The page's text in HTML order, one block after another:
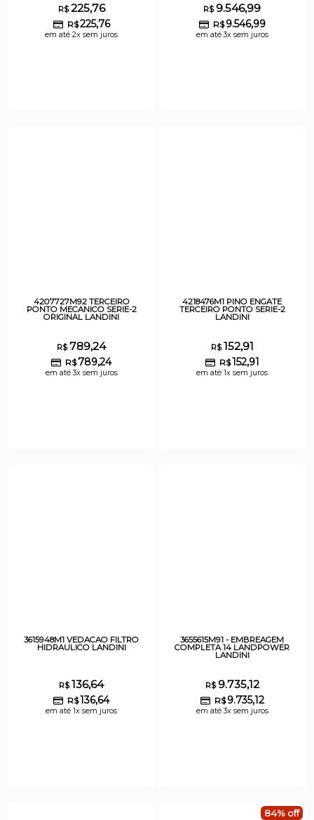
R$225,76
R$225,76
em até 2x sem juros
R$9.546,99
R$ 9.546,99
em até 3x sem juros
4207727M92 TERCEIRO
PONTO MECANICO SERIE-2
ORIGINAL LANDINI
R$789,24
R$789,24
em até 3x sem juros
4218476M1 PINO ENGATE
TERCEIRO PONTO SERIE-2
LANDINI
R$152,91
R$152,91
em até 1x sem juros
3615948M1 VEDACAO FILTRO
HIDRAULICO LANDINI
R$136,64
R$136,64
em até 1x sem juros
3655615M91 - EMBREAGEM
COMPLETA 14 LANDPOWER
LANDINI
R$9.735,12
R$ 9.735,12
em até 3x sem juros
84% off